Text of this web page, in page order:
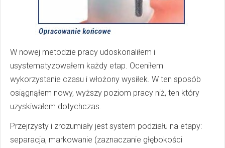
W nowej metodzie pracy udoskonaliłem i
usystematyzowałem każdy etap. Oceniłem
wykorzystanie czasu i włożony wysiłek. W ten sposób
osiągnąłem nowy, wyższy poziom pracy niż, ten który
uzyskiwałem dotychczas.
Przejrzysty i zrozumiały jest system podziału na etapy:
separacja, markowanie (zaznaczanie głębokości